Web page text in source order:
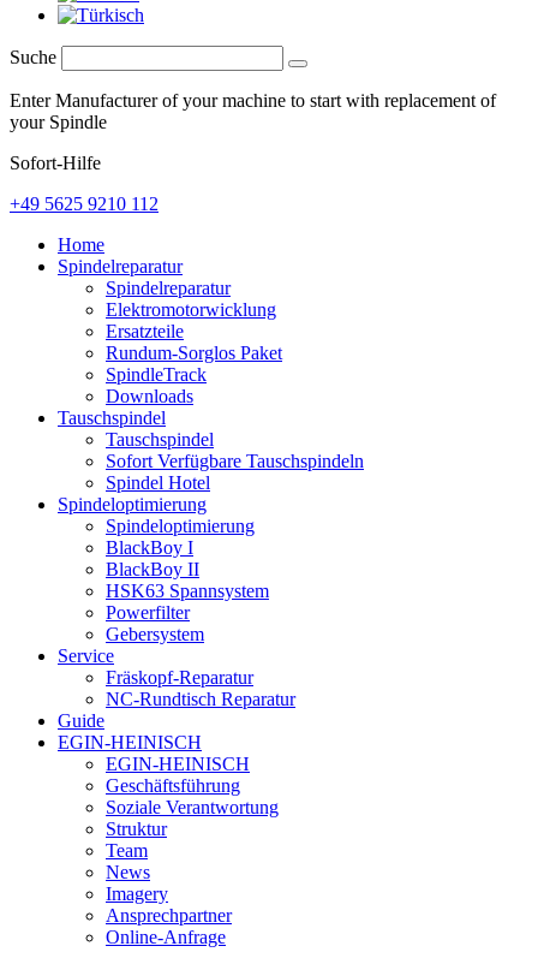
Suche
Enter Manufacturer of your machine to start with replacement of
your Spindle
Sofort-Hilfe
+49 5625 9210 112
Home
Spindelreparatur
Spindelreparatur
Elektromotorwicklung
Ersatzteile
Rundum-Sorglos Paket
SpindleTrack
Downloads
Tauschspindel
Tauschspindel
Sofort Verfügbare Tauschspindeln
Spindel Hotel
Spindeloptimierung
Spindeloptimierung
BlackBoy I
BlackBoy II
HSK63 Spannsystem
Powerfilter
Gebersystem
Service
Fräskopf-Reparatur
NC-Rundtisch Reparatur
Guide
EGIN-HEINISCH
EGIN-HEINISCH
Geschäftsführung
Soziale Verantwortung
Struktur
Team
News
Imagery
Ansprechpartner
Online-Anfrage